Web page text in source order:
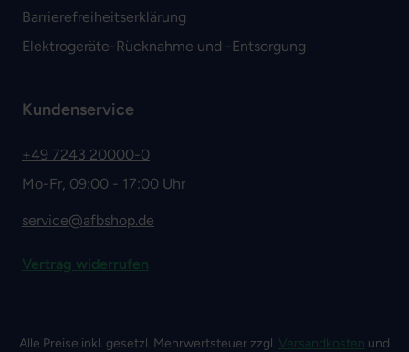
Barrierefreiheitserklärung
Elektrogeräte-Rücknahme und -Entsorgung
Kundenservice
+49 7243 20000-0
Mo-Fr, 09:00 - 17:00 Uhr
service@afbshop.de
Vertrag widerrufen
Alle Preise inkl. gesetzl. Mehrwertsteuer zzgl. Versandkosten und